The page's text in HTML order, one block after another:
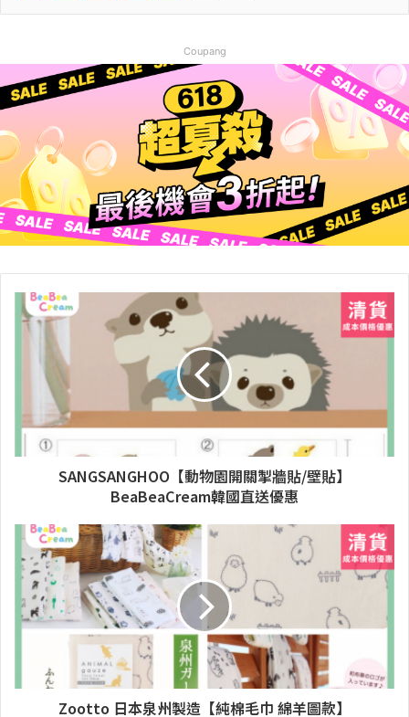
Coupang
SANGSANGHOO【動物園開關掣牆貼/壁貼】
BeaBeaCream韓國直送優惠
Zootto 日本泉州製造【純棉毛巾 綿羊圖款】